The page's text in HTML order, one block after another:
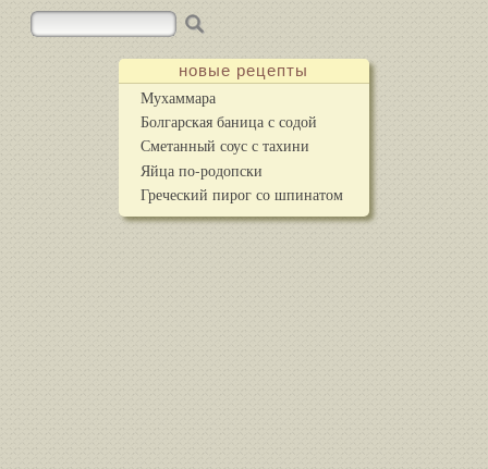
новые рецепты
Мухаммара
Болгарская баница с содой
Сметанный соус с тахини
Яйца по-родопски
Греческий пирог со шпинатом